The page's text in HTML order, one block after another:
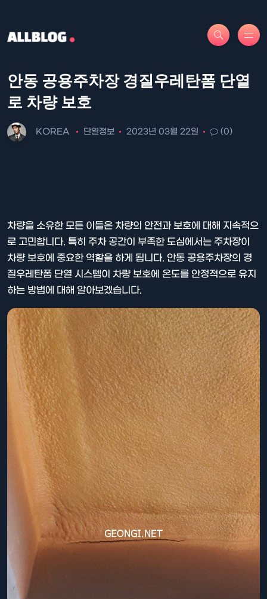
안동 공용주차장 경질우레탄폼 단열
로 차량 보호
KOREA 단열정보 2023년 03월 22일 (0)
차량을 소유한 모든 이들은 차량의 안전과 보호에 대해 지속적으
로 고민합니다. 특히 주차 공간이 부족한 도심에서는 주차장이
차량 보호에 중요한 역할을 하게 됩니다. 안동 공용주차장의 경
질우레탄폼 단열 시스템이 차량 보호에 온도를 안정적으로 유지
하는 방법에 대해 알아보겠습니다.